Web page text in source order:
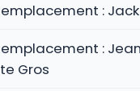
: Jack
:
Gros